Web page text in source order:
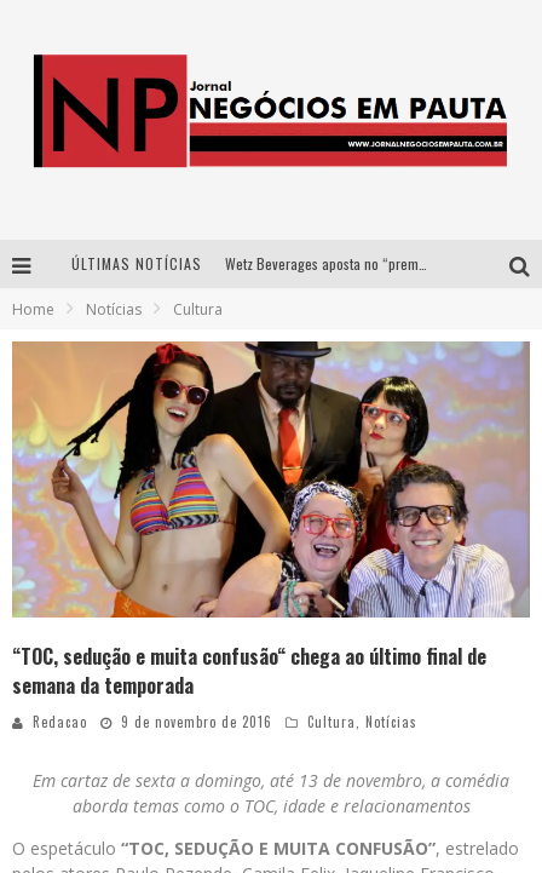
ÚLTIMAS NOTÍCIAS
Como a Cortex seduziu Google, AWS e McDonald’s com IA para o go-to-market
Democratização do malte: Proibida utiliza estratégia de custo-benefício para o lazer do brasileiro
Home Notícias Cultura
“TOC, sedução e muita confusão“ chega ao último final de
semana da temporada
Redacao 9 de novembro de 2016 Cultura, Notícias
Em cartaz de sexta a domingo, até 13 de novembro, a comédia
aborda temas como o TOC, idade e relacionamentos
O espetáculo “TOC, SEDUÇÃO E MUITA CONFUSÃO”, estrelado